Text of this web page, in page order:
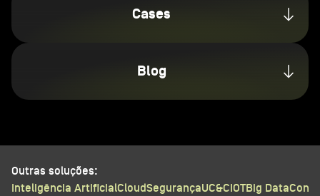
Cases
Blog
Outras soluções:
Inteligência ArtificialCloudSegurançaUC&CIOTBig Data